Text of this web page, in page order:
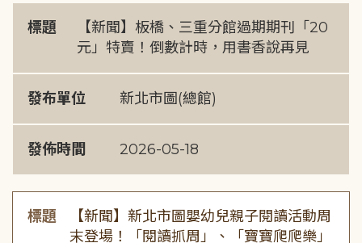
標題
【新聞】板橋、三重分館過期期刊「20
元」特賣！倒數計時，用書香說再見
發布單位 新北市圖(總館)
發佈時間 2026-05-18
標題
【新聞】新北市圖嬰幼兒親子閱讀活動周
末登場！「閱讀抓周」、「寶寶爬爬樂」